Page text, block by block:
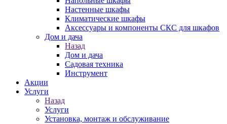
Настенные шкафы
Климатические шкафы
Аксессуары и компоненты СКС для шкафов
Дом и дача
Назад
Дом и дача
Садовая техника
Инструмент
Акции
Услуги
Назад
Услуги
Установка, монтаж и обслуживание